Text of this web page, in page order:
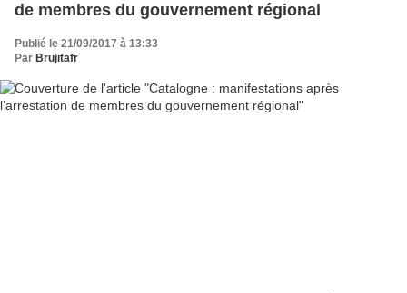
de membres du gouvernement régional
Publié le 21/09/2017 à 13:33
Par Brujitafr